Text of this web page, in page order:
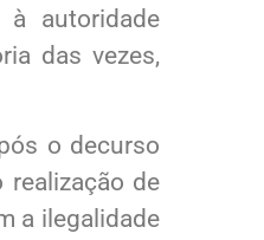
autoridade
das vezes,
o decurso
de
a ilegalidade